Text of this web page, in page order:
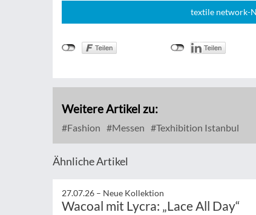
textile network-
Weitere Artikel zu:
Fashion Messen Texhibition Istanbul
Ähnliche Artikel
27.07.26 – Neue Kollektion
Wacoal mit Lycra: „Lace All Day“